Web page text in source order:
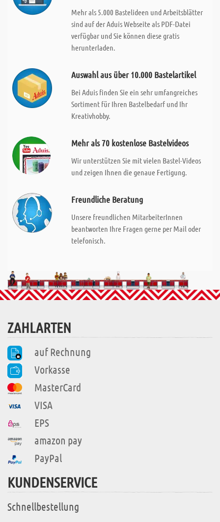
Mehr als 5.000 Bastelideen und Arbeitsblätter
sind auf der Aduis Webseite als PDF-Datei
verfügbar und Sie können diese gratis
herunterladen.
Auswahl aus über 10.000 Bastelartikel
Bei Aduis finden Sie ein sehr umfangreiches
Sortiment für Ihren Bastelbedarf und Ihr
Kreativhobby.
Mehr als 70 kostenlose Bastelvideos
Wir unterstützen Sie mit vielen Bastel-Videos
und zeigen Ihnen die genaue Fertigung.
Freundliche Beratung
Unsere freundlichen MitarbeiterInnen
beantworten Ihre Fragen gerne per Mail oder
telefonisch.
ZAHLARTEN
auf Rechnung
Vorkasse
MasterCard
VISA
EPS
amazon pay
PayPal
KUNDENSERVICE
Schnellbestellung